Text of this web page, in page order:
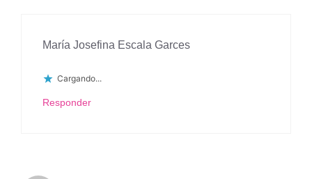
María Josefina Escala Garces
Cargando...
Responder